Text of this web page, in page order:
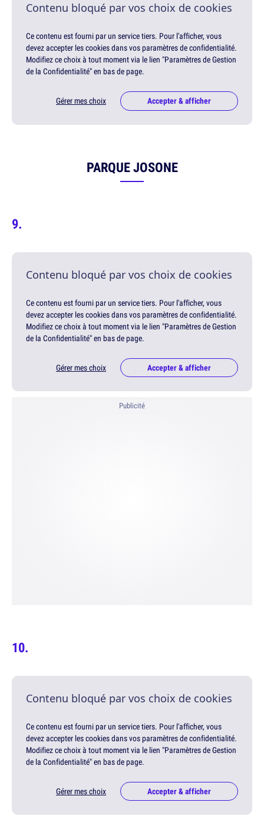
Contenu bloqué par vos choix de cookies
Ce contenu est fourni par un service tiers. Pour l'afficher, vous
devez accepter les cookies dans vos paramètres de confidentialité.
Modifiez ce choix à tout moment via le lien "Paramètres de Gestion
de la Confidentialité" en bas de page.
Gérer mes choix Accepter & afficher
PARQUE JOSONE
Contenu bloqué par vos choix de cookies
Ce contenu est fourni par un service tiers. Pour l'afficher, vous
devez accepter les cookies dans vos paramètres de confidentialité.
Modifiez ce choix à tout moment via le lien "Paramètres de Gestion
de la Confidentialité" en bas de page.
Gérer mes choix Accepter & afficher
Publicité
Contenu bloqué par vos choix de cookies
Ce contenu est fourni par un service tiers. Pour l'afficher, vous
devez accepter les cookies dans vos paramètres de confidentialité.
Modifiez ce choix à tout moment via le lien "Paramètres de Gestion
de la Confidentialité" en bas de page.
Gérer mes choix Accepter & afficher